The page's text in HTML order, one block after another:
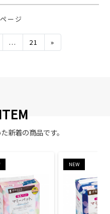
ージ
... 21 »
新着の商品です。
NEW